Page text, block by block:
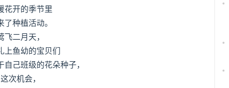
花开的季节里
了种植活动。
飞二月天，
上鱼幼的宝贝们
己班级的花朵种子，
次机会，